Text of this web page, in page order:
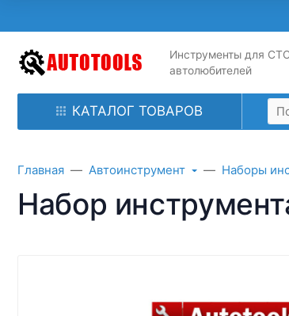
Инструменты для
автолюбителей
КАТАЛОГ ТОВАРОВ
Главная Автоинструмент Наборы
Набор